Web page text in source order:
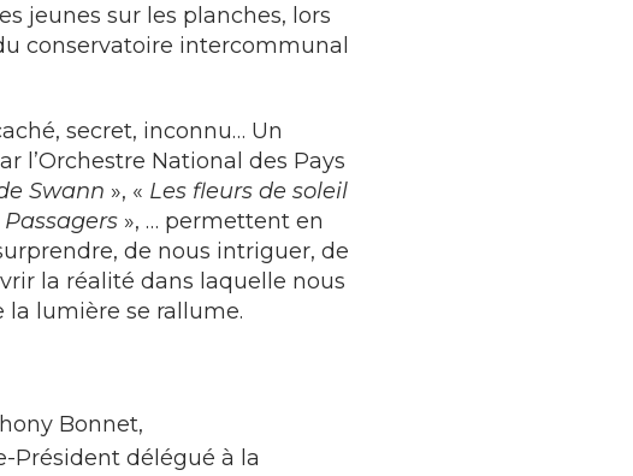
jeunes sur les planches, lors
conservatoire intercommunal
secret, inconnu… Un
l’Orchestre National des Pays
Swann », « Les fleurs de soleil
Passagers», … permettent en
de nous intriguer, de
la réalité dans laquelle nous
la lumière se rallume.
Bonnet,
Président délégué à la